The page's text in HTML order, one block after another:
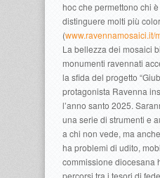
hoc che permettono chi
distinguere molti più
(www.ravennamosaici.it/
La bellezza dei mosaici
monumenti ravennati
la sfida del progetto
protagonista Ravenna
l’anno santo 2025.
una serie di strumenti e
a chi non vede, ma
ha problemi di udito,
commissione diocesana